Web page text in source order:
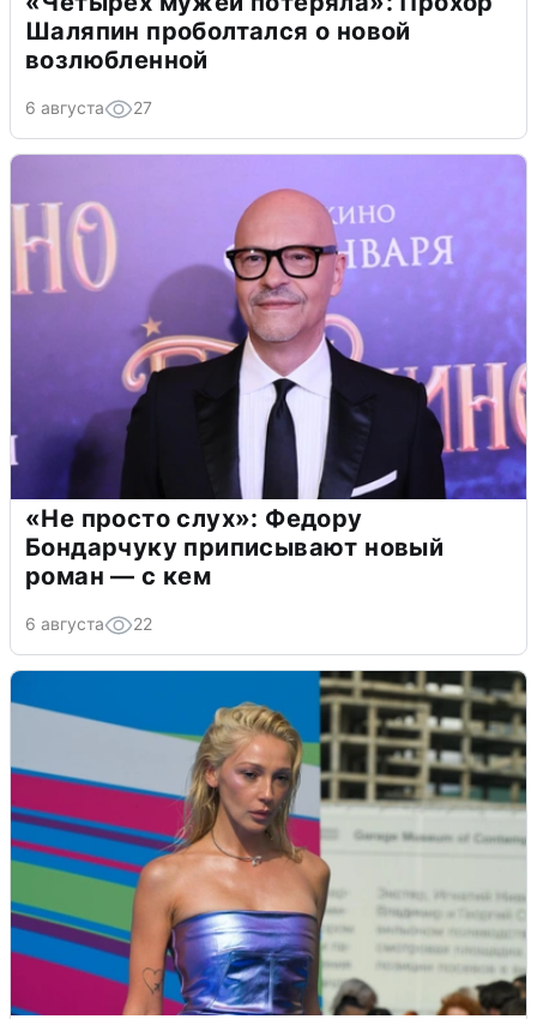
Шаляпин проболтался о новой
возлюбленной
6 августа 27
«Не просто слух»: Федору
Бондарчуку приписывают новый
роман — с кем
6 августа 22